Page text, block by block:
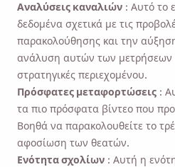
Αναλύσεις καναλιών : Αυτό το
δεδομένα σχετικά με τις
παρακολούθησης και την
ανάλυση αυτών των μετρήσεων
στρατηγικές περιεχομένου.
Πρόσφατες μεταφορτώσεις :
τα πιο πρόσφατα βίντεο που
Βοηθά να παρακολουθείτε το
αφοσίωση των θεατών.
Ενότητα σχολίων : Αυτή η
Επιλέγοντας αυτήν την
Πολιτική Απορρήτουμας .